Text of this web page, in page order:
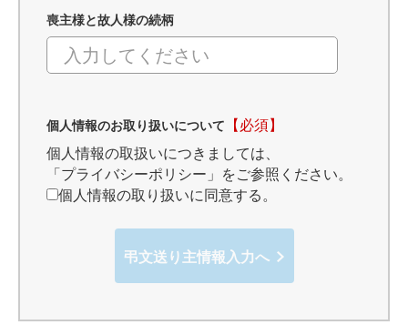
喪主様と故人様の続柄
個人情報のお取り扱いについて 【必須】
個人情報の取扱いにつきましては、
「プライバシーポリシー」 をご参照ください。
個人情報の取り扱いに同意する。
弔文送り主情報入力へ